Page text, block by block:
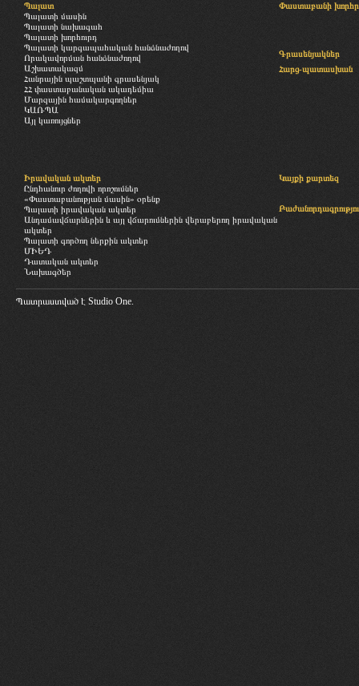
Պալատ
Պալատի մասին
Պալատի նախագահ
Պալատի խորհուրդ
Պալատի կարգապահական հանձնաժողով
Որակավորման հանձնաժողով
Աշխատակազմ
Հանրային պաշտպանի գրասենյակ
ՀՀ փաստաբանական ակադեմիա
Մարզային համակարգողներ
ԿԱՌՊԱ
Այլ կառույցներ
Փաստաբանի
Գրասենյակներ
Հարց-պատասխան
Իրավական ակտեր
Ընդհանուր ժողովի որոշումներ
«Փաստաբանության մասին» օրենք
Պալատի իրավական ակտեր
Անդամավճարներին և այլ վճարումներին վերաբերող իրավական
ակտեր
Պալատի գործող ներքին ակտեր
ՄԻԵԴ
Դատական ակտեր
Նախագծեր
Կայքի քարտեզ
Պատրաստված է Studio One.